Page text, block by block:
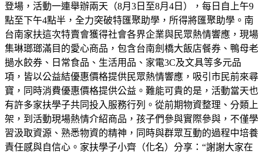
登場，活動一連舉辦兩天（8月3日至8月4日），每日自上午9
點至下午4點半，全力突破特匯聚助學，所得將匯聚助學。南
台南家扶這次特賣會獲得社會各界企業與民眾熱情響應，現場
集琳瑯瑯滿目的愛心商品，包含台南劍橋大飯店餐券、鴨母老
撾水餃券、日常食品、生活用品、家電3C及文具等多元品
項，皆以公益結優惠價格提供民眾熱情響應，吸引市民前來尋
寶，同時消費優惠價格提供公益。難能可貴的是，活動當天也
有許多家扶學子共同投入服務行列。從前期物資整理、分類上
架，到活動現場熱情介紹商品，孩子們參與實際參與，不僅學
習汲取資源、熟悉物資的精神，同時與群眾互動的過程中培養
責任感與自信心。家扶學子小齊（化名）分享：“謝謝大家在